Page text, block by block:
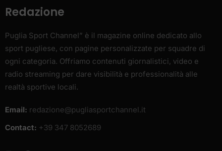
Redazione
Puglia Sport Channel” è il magazine online dedicato allo
sport pugliese, con pagine personalizzate per squadre di
ogni categoria. Offriamo contenuti giornalistici, video e
radio streaming per dare visibilità e professionalità alle
realtà sportive locali.
Email: redazione@pugliasportchannel.it
Contact: +39 347 8052689